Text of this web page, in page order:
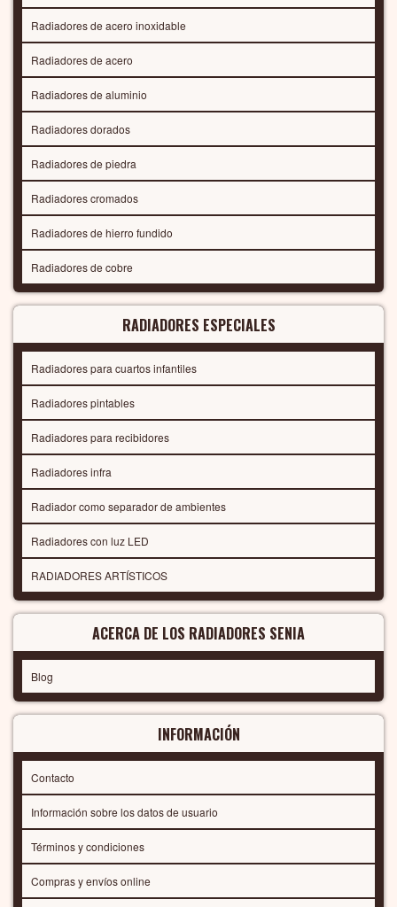
Radiadores de acero inoxidable
Radiadores de acero
Radiadores de aluminio
Radiadores dorados
Radiadores de piedra
Radiadores cromados
Radiadores de hierro fundido
Radiadores de cobre
RADIADORES ESPECIALES
Radiadores para cuartos infantiles
Radiadores pintables
Radiadores para recibidores
Radiadores infra
Radiador como separador de ambientes
Radiadores con luz LED
RADIADORES ARTÍSTICOS
ACERCA DE LOS RADIADORES SENIA
Blog
INFORMACIÓN
Contacto
Información sobre los datos de usuario
Términos y condiciones
Compras y envíos online